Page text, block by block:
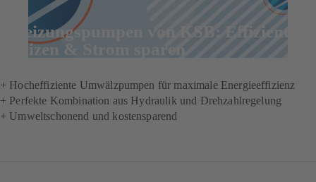
Heizungspumpen von KSB: Effizient
heizen & Strom sparen
+ Hocheffiziente Umwälzpumpen für maximale Energieeffizienz
+ Perfekte Kombination aus Hydraulik und Drehzahlregelung
+ Umweltschonend und kostensparend